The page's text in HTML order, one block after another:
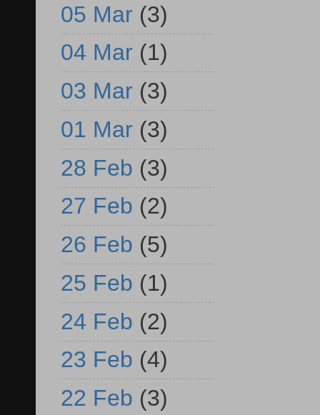
05 Mar (3)
04 Mar (1)
03 Mar (3)
01 Mar (3)
28 Feb (3)
27 Feb (2)
26 Feb (5)
25 Feb (1)
24 Feb (2)
23 Feb (4)
22 Feb (3)